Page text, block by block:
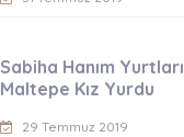
Sabiha Hanım Yurtları
Maltepe Kız Yurdu
29 Temmuz 2019